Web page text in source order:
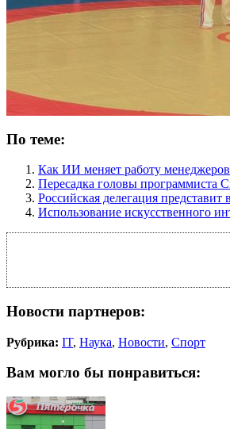
По теме:
Как ИИ меняет работу менеджеров
Пересадка головы программиста
Российская делегация
Использование искусственного
Новости партнеров:
Рубрика: IT, Наука, Новости, Спорт
Вам могло бы понравиться: